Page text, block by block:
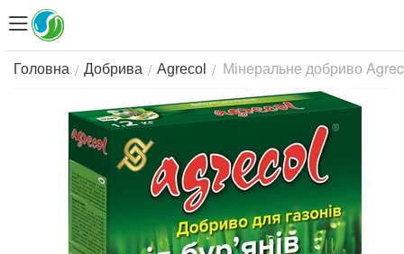
Головна / Добрива / Agrecol / Мінеральне добриво